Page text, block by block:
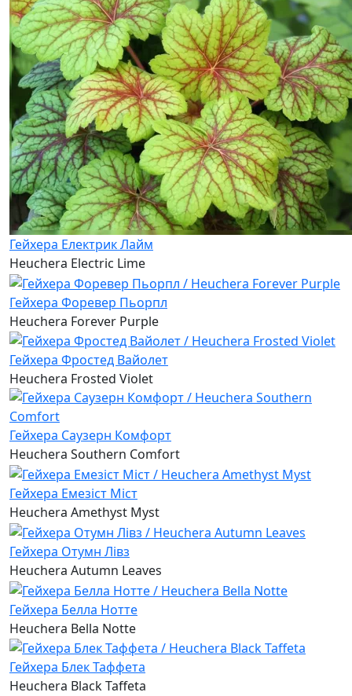
Гейхера Електрик Лайм
Heuchera Electric Lime
Гейхера Форевер Пьорпл
Heuchera Forever Purple
Гейхера Фростед Вайолет
Heuchera Frosted Violet
Гейхера Саузерн Комфорт
Heuchera Southern Comfort
Гейхера Емезіст Міст
Heuchera Amethyst Myst
Гейхера Отумн Лівз
Heuchera Autumn Leaves
Гейхера Белла Нотте
Heuchera Bella Notte
Гейхера Блек Таффета
Heuchera Black Taffeta